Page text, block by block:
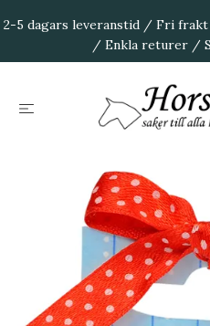
2-5 dagars leveranstid / Fri
/ Enkla returer /